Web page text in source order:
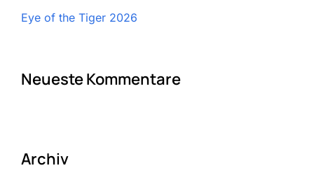
Eye of the Tiger 2026
Neueste Kommentare
Archiv